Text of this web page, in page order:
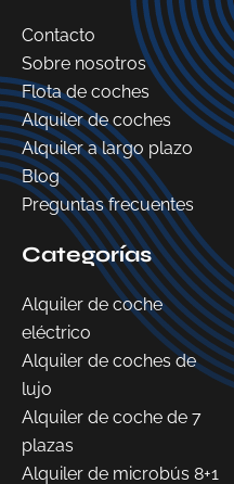
Contacto
Sobre nosotros
Flota de coches
Alquiler de coches
Alquiler a largo plazo
Blog
Preguntas frecuentes
Categorías
Alquiler de coche
eléctrico
Alquiler de coches de
lujo
Alquiler de coche de 7
plazas
Alquiler de microbús 8+1